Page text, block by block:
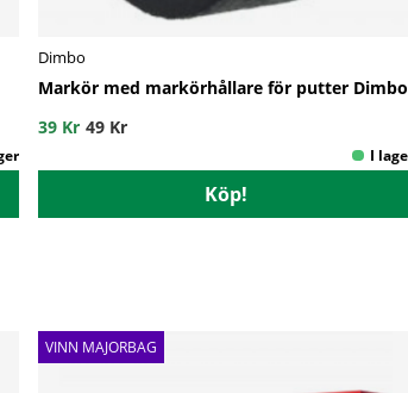
Dimbo
Markör med markörhållare för putter Dimbo
39 Kr 49 Kr
Köp!
VINN MAJORBAG